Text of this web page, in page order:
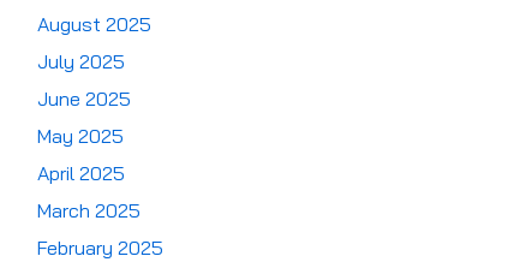
August 2025
July 2025
June 2025
May 2025
April 2025
March 2025
February 2025